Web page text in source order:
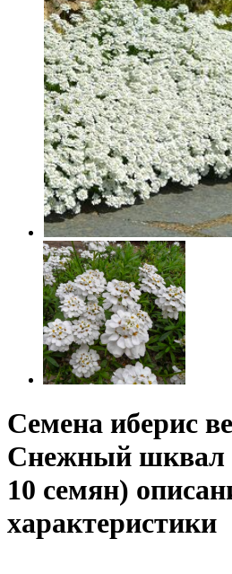
Семена иберис
Снежный шквал
10 семян)
характеристики